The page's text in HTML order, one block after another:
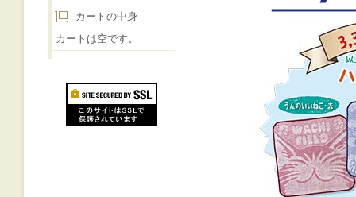
カートの中身
カートは空です。